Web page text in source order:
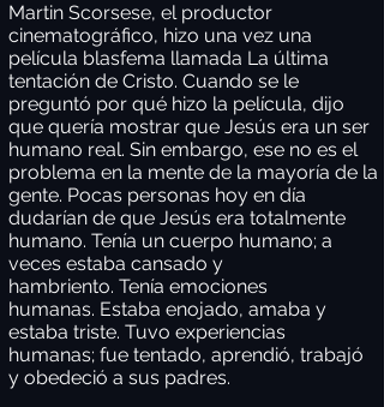
Martin Scorsese, el productor
cinematográfico, hizo una vez una
película blasfema llamada La última
tentación de Cristo. Cuando se le
preguntó por qué hizo la película, dijo
que quería mostrar que Jesús era un ser
humano real. Sin embargo, ese no es el
problema en la mente de la mayoría de la
gente. Pocas personas hoy en día
dudarían de que Jesús era totalmente
humano. Tenía un cuerpo humano; a
veces estaba cansado y
hambriento. Tenía emociones
humanas. Estaba enojado, amaba y
estaba triste. Tuvo experiencias
humanas; fue tentado, aprendió, trabajó
y obedeció a sus padres.